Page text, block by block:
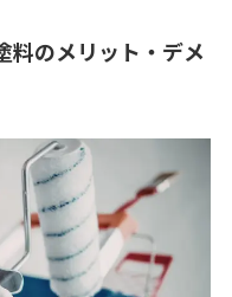
料のメリット・デメ